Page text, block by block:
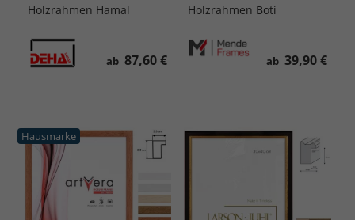
Holzrahmen Hamal
ab 87,60 €
Holzrahmen Boti
ab 39,90 €
Hausmarke